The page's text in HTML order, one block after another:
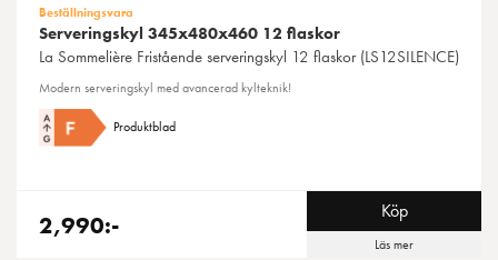
Beställningsvara
Serveringskyl 345x480x460 12 flaskor
La Sommelière Fristående serveringskyl 12 flaskor (LS12SILENCE)
Modern serveringskyl med avancerad kylteknik!
Produktblad
2,990:- Köp
Läs mer